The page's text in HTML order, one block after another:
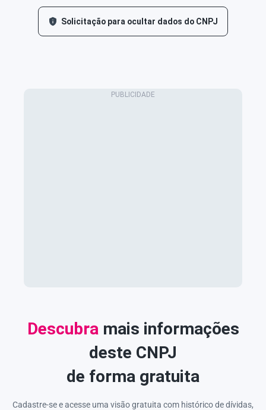
Solicitação para ocultar dados do CNPJ
Descubra mais informações
deste CNPJ
de forma gratuita
Cadastre-se e acesse uma visão gratuita com histórico de dívidas,